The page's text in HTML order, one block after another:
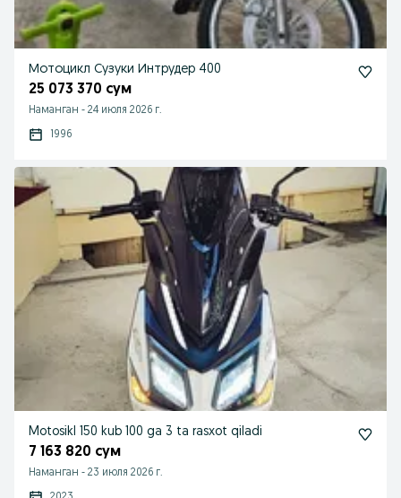
Мотоцикл Сузуки Интрудер 400
25 073 370 сум
Наманган - 24 июля 2026 г.
1996
Motosikl 150 kub 100 ga 3 ta rasxot qiladi
7 163 820 сум
Наманган - 23 июля 2026 г.